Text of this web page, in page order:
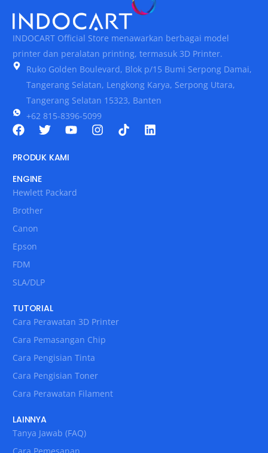
INDOCART Official Store menawarkan berbagai model
printer dan peralatan printing, termasuk 3D Printer.
Ruko Golden Boulevard, Blok p/15 Bumi Serpong Damai,
Tangerang Selatan, Lengkong Karya, Serpong Utara,
Tangerang Selatan 15323, Banten
+62 815-8396-5099
PRODUK KAMI
ENGINE
Hewlett Packard
Brother
Canon
Epson
FDM
SLA/DLP
TUTORIAL
Cara Perawatan 3D Printer
Cara Pemasangan Chip
Cara Pengisian Tinta
Cara Pengisian Toner
Cara Perawatan Filament
LAINNYA
Tanya Jawab (FAQ)